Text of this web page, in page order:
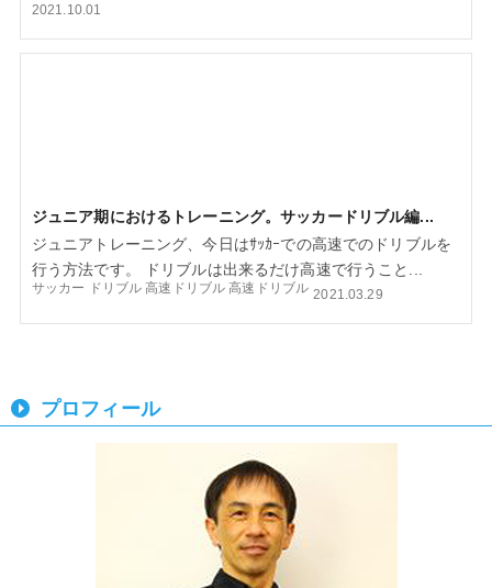
2021.10.01
ジュニア期におけるトレーニング。サッカードリブル編...
ジュニアトレーニング、今日はｻｯｶｰでの高速でのドリブルを
行う方法です。 ドリブルは出来るだけ高速で行うこと...
サッカー ドリブル 高速ドリブル 高速ドリブル 2021.03.29
プロフィール